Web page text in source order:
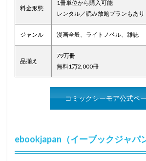
料金形態
1冊単位から購入可能
レンタル／読み放題プランもあり
ジャンル 漫画全般、ライトノベル、雑誌
品揃え
79万冊
無料1万2,000冊
コミックシーモア公式ペ
ebookjapan（イーブックジャパ